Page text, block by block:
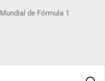
Mundial de Fórmula 1